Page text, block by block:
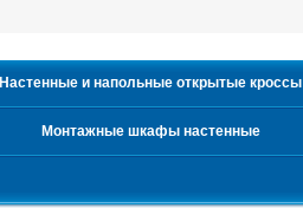
Настенные и напольные открытые кроссы
Монтажные шкафы настенные